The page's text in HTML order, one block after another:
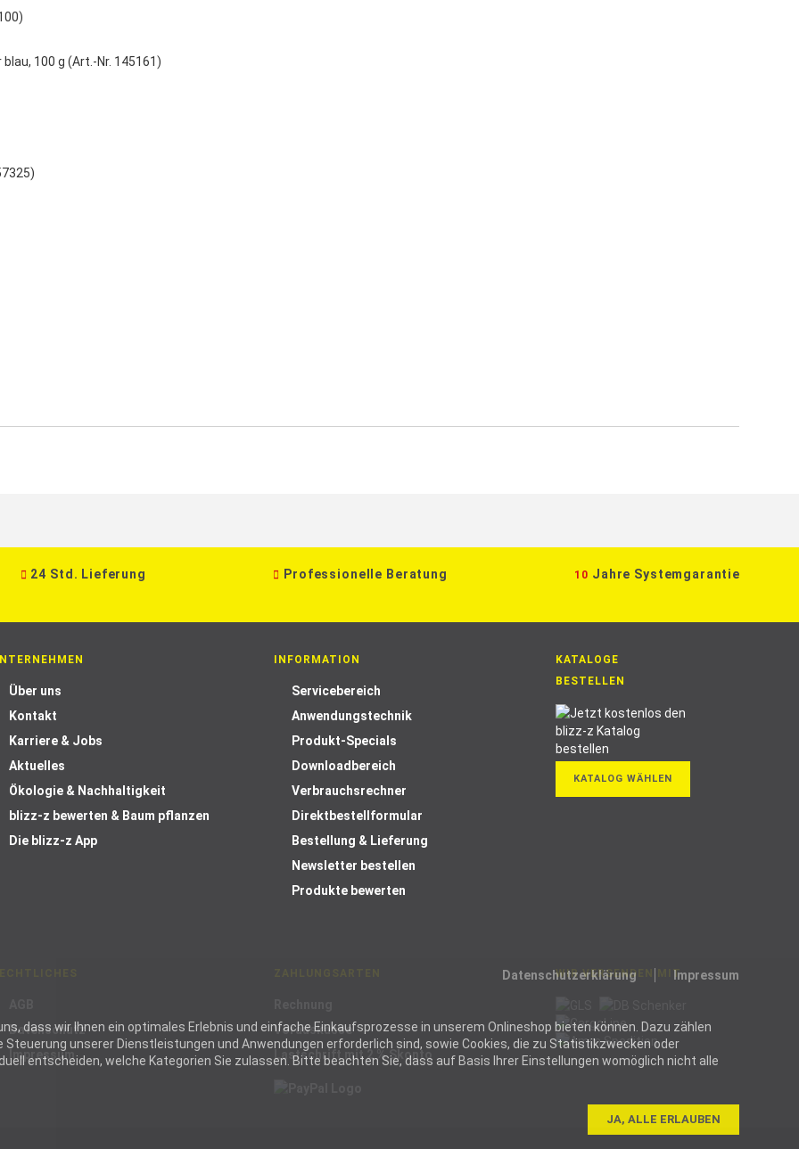
Datenschutzerklärung
Impressum
dass wir Ihnen ein optimales Erlebnis und einfache Einkaufsprozesse in unserem Onlineshop bieten können. Dazu zählen
unserer Dienstleistungen und Anwendungen erforderlich sind, sowie Cookies, die zu Statistikzwecken oder
entscheiden, welche Kategorien Sie zulassen. Bitte beachten Sie, dass auf Basis Ihrer Einstellungen womöglich nicht alle
JA, ALLE ERLAUBEN
100 g (Art.-Nr. 145161)
24 Std. Lieferung Professionelle Beratung 10 Jahre Systemgarantie
Über uns
Kontakt
Karriere & Jobs
Aktuelles
Ökologie & Nachhaltigkeit
blizz-z bewerten & Baum pflanzen
Die blizz-z App
INFORMATION
Servicebereich
Anwendungstechnik
Produkt-Specials
Downloadbereich
Verbrauchsrechner
Direktbestellformular
Bestellung & Lieferung
Newsletter bestellen
Produkte bewerten
KATALOGE
BESTELLEN
KATALOG WÄHLEN
Datenschutz
Impressum
Vorauskasse
Lastschrift mit 2 % Skonto
WIR VERSENDEN MIT